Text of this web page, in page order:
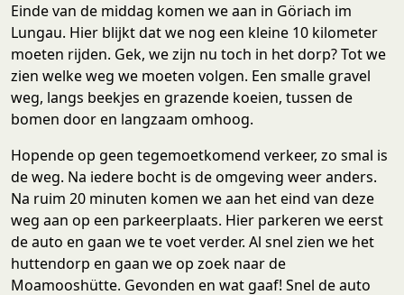
Einde van de middag komen we aan in Göriach im
Lungau. Hier blijkt dat we nog een kleine 10 kilometer
moeten rijden. Gek, we zijn nu toch in het dorp? Tot we
zien welke weg we moeten volgen. Een smalle gravel
weg, langs beekjes en grazende koeien, tussen de
bomen door en langzaam omhoog.
Hopende op geen tegemoetkomend verkeer, zo smal is
de weg. Na iedere bocht is de omgeving weer anders.
Na ruim 20 minuten komen we aan het eind van deze
weg aan op een parkeerplaats. Hier parkeren we eerst
de auto en gaan we te voet verder. Al snel zien we het
huttendorp en gaan we op zoek naar de
Moamooshütte. Gevonden en wat gaaf! Snel de auto